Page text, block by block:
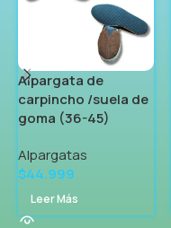
Alpargata de
carpincho /suela de
goma (36-45)
Alpargatas
$44.999
Leer Más